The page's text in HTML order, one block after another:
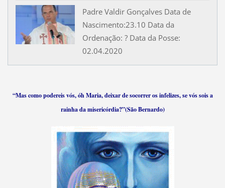
Padre Valdir Gonçalves Data de
Nascimento:23.10 Data da
Ordenação: ? Data da Posse:
02.04.2020
“Mas como podereis vós, óh Maria, deixar de socorrer os infelizes, se vós sois a
rainha da misericórdia?”(São Bernardo)